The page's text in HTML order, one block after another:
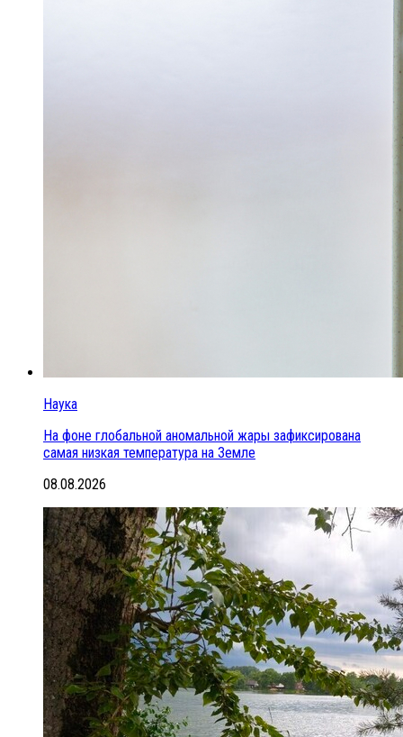
Наука
На фоне глобальной аномальной жары зафиксирована
самая низкая температура на Земле
08.08.2026